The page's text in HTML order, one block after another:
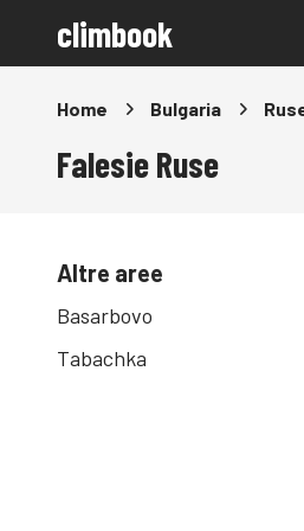
climbook
Home Bulgaria
Falesie Ruse
Altre aree
Basarbovo
Tabachka